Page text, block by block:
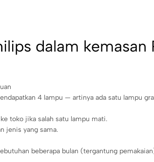
dalam kemasan
4 lampu — artinya ada satu lampu
toko jika salah satu lampu mati.
jenis yang sama.
beberapa bulan (tergantung